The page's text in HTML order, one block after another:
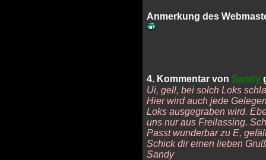
Anmerkung des
4. Kommentar von Sandy
Ui, gell, bei solch Loks
Hier wird auch jede
Loks ausgegraben wird.
uns nur aus Freilassing.
Passt wunderbar zu E,
Schick dir einen lieben Gruß
Sandy